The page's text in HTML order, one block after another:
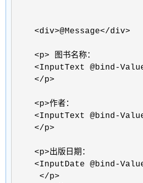
    <div>@Message</div>
    <p>
图书名称：
<InputText @bind-
    </p>
    <p>
作者：
<InputText @bind-
    </p>
    <p>
出版日期：
<InputDate @bind-
     </p>